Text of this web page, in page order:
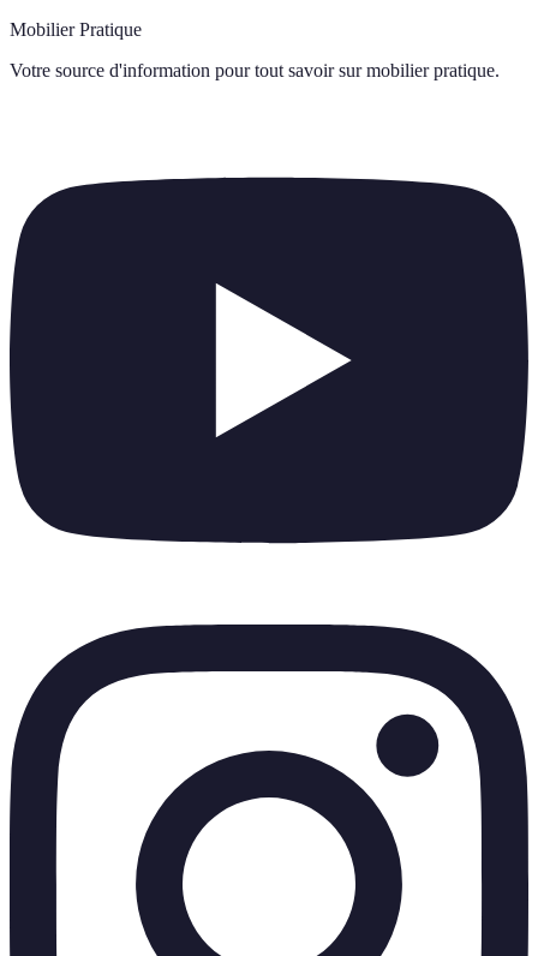
Mobilier Pratique
Votre source d'information pour tout savoir sur mobilier pratique.